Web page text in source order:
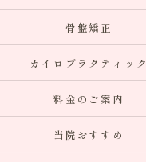
骨盤矯正
カイロプラクティック
料金のご案内
当院おすすめ